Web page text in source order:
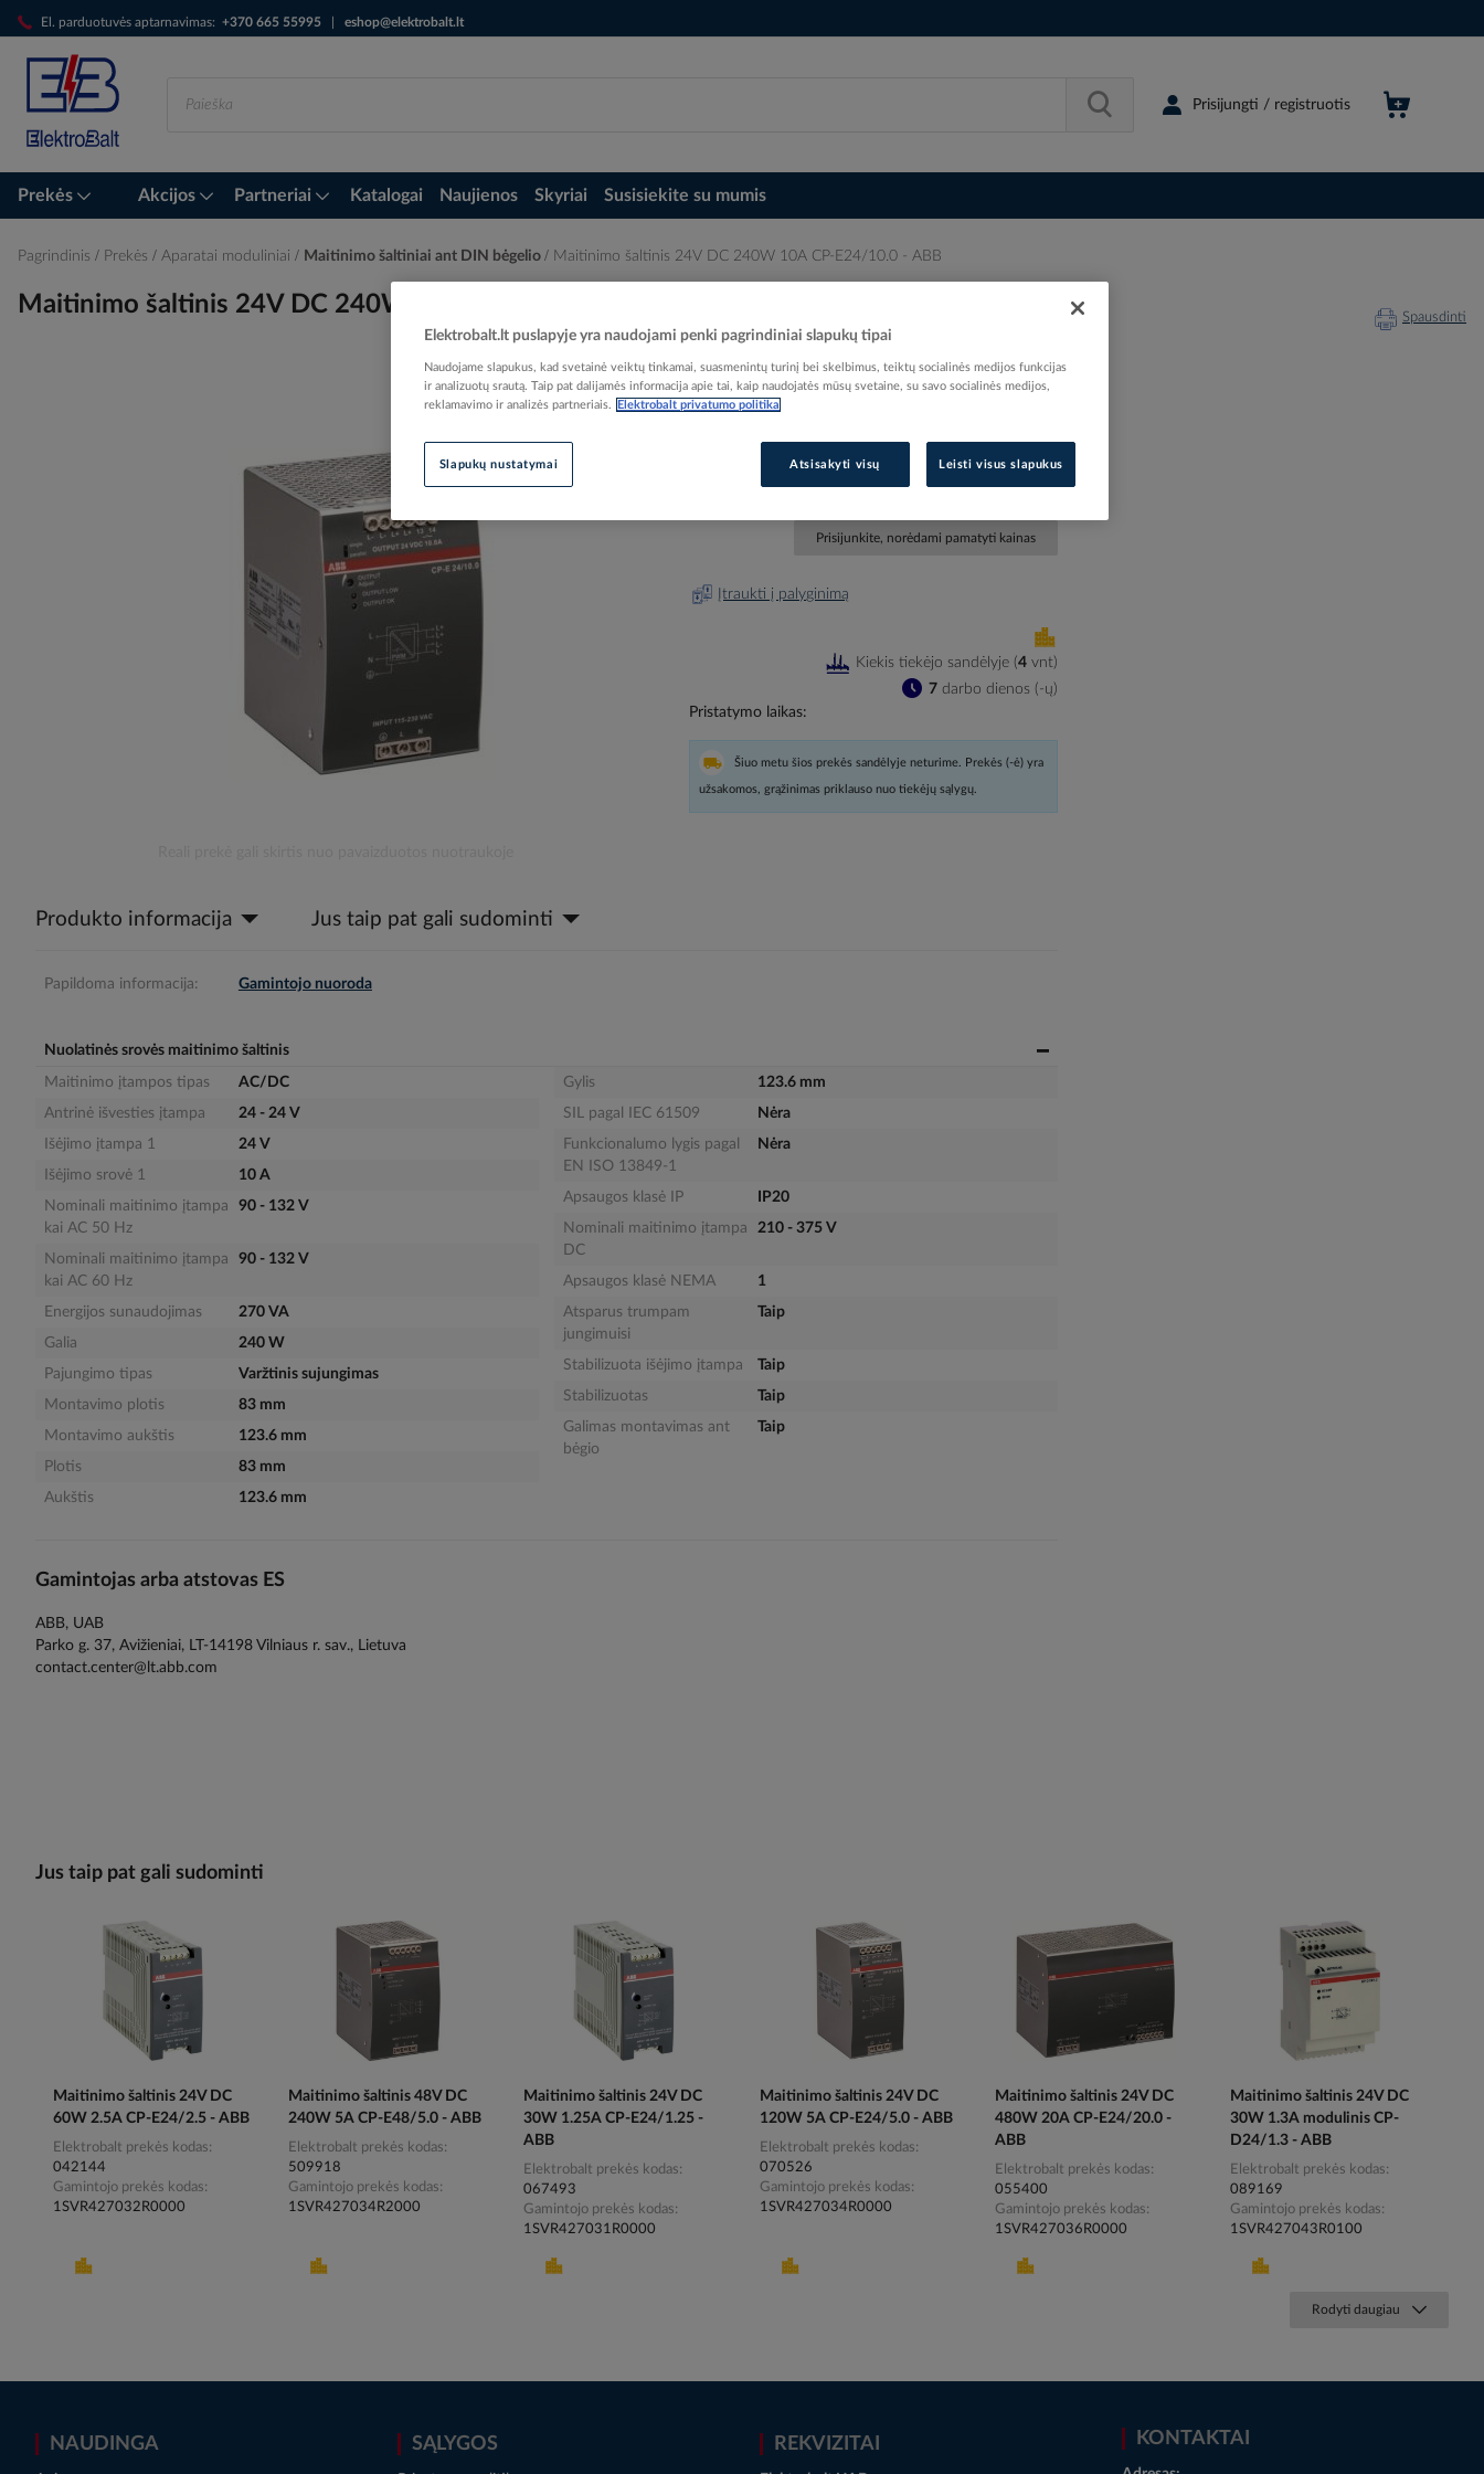
El. parduotuvės aptarnavimas: +370 665 55995 eshop@elektrobalt.lt
Skip
to
Content
Prisijungti / registruotis
Prekės Akcijos Partneriai Katalogai Naujienos Skyriai Susisiekite su mumis
Pagrindinis Prekės Aparatai moduliniai Maitinimo šaltiniai ant DIN bėgelio Maitinimo šaltinis 24V DC 240W 10A CP-E24/10.0 - ABB
Maitinimo šaltinis 24V DC 240W 10A CP-E24/10.0 - ABB Spausdinti
beginning
images
Elektrobalt prekės kodas
062571
4016779669696
Gamintojo prekės kodas
1SVR427035R0000
Prisijunkite, norėdami pamatyti kainas
Įtraukti į palyginimą
Pristatymo laikas
7darbo dienos (-ų)
Kiekis tiekėjo sandėlyje (4 vnt)
Šiuo metu šios prekės sandėlyje neturime. Prekės (-ė) yra
užsakomos, grąžinimas priklauso nuo tiekėjų sąlygų.
Produkto informacija Jus taip pat gali sudominti
Papildoma informacija: Gamintojo nuoroda
Nuolatinės srovės maitinimo šaltinis
Maitinimo įtampos tipas
AC/DC
Antrinė išvesties įtampa
24 - 24 V
Išėjimo įtampa 1
24 V
Išėjimo srovė 1
10 A
Nominali maitinimo įtampa
kai AC 50 Hz
90 - 132 V
Nominali maitinimo įtampa
kai AC 60 Hz
90 - 132 V
Energijos sunaudojimas
270 VA
Galia
240 W
Pajungimo tipas
Varžtinis sujungimas
Montavimo plotis
83 mm
Montavimo aukštis
123.6 mm
Plotis
83 mm
Aukštis
123.6 mm
Gylis
123.6 mm
SIL pagal IEC 61509
Nėra
Funkcionalumo lygis pagal
EN ISO 13849-1
Nėra
Apsaugos klasė IP
IP20
Nominali maitinimo įtampa
DC
210 - 375 V
Apsaugos klasė NEMA
1
Atsparus trumpam
jungimuisi
Taip
Stabilizuota išėjimo įtampa
Taip
Stabilizuotas
Taip
Galimas montavimas ant
bėgio
Taip
Gamintojas arba atstovas ES
ABB, UAB
Parko g. 37, Avižieniai, LT-14198 Vilniaus r. sav., Lietuva
contact.center@lt.abb.com
Jus taip pat gali sudominti
Maitinimo šaltinis 24V DC
60W 2.5A CP-E24/2.5 - ABB
Elektrobalt prekės kodas
042144
Gamintojo prekės kodas
1SVR427032R0000
Maitinimo šaltinis 48V DC
240W 5A CP-E48/5.0 - ABB
Elektrobalt prekės kodas
509918
Gamintojo prekės kodas
1SVR427034R2000
Maitinimo šaltinis 24V DC
30W 1.25A CP-E24/1.25 -
ABB
Elektrobalt prekės kodas
067493
Gamintojo prekės kodas
1SVR427031R0000
Maitinimo šaltinis 24V DC
120W 5A CP-E24/5.0 - ABB
Elektrobalt prekės kodas
070526
Gamintojo prekės kodas
1SVR427034R0000
Maitinimo šaltinis 24V DC
480W 20A CP-E24/20.0 -
ABB
Elektrobalt prekės kodas
055400
Gamintojo prekės kodas
1SVR427036R0000
Maitinimo šaltinis 24V DC
30W 1.3A modulinis CP-
D24/1.3 - ABB
Elektrobalt prekės kodas
089169
Gamintojo prekės kodas
1SVR427043R0100
Rodyti daugiau
NAUDINGA SĄLYGOS REKVIZITAI KONTAKTAI
Elektrobalt.lt puslapyje yra naudojami penki pagrindiniai slapukų tipai
Naudojame slapukus, kad svetainė veiktų tinkamai, suasmenintų turinį bei skelbimus, teiktų socialinės medijos funkcijas
ir analizuotų srautą. Taip pat dalijamės informacija apie tai, kaip naudojatės mūsų svetaine, su savo socialinės medijos,
reklamavimo ir analizės partneriais.
Elektrobalt privatumo politika
Slapukų nustatymai Atsisakyti visų Leisti visus slapukus